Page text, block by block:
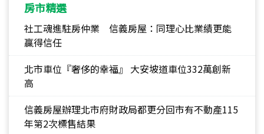
房市精選
社工魂進駐房仲業 信義房屋：同理心比業績更能
贏得信任
北市車位『奢侈的幸福』 大安坡道車位332萬創新
高
信義房屋辦理北市府財政局都更分回市有不動產115
年第2次標售結果